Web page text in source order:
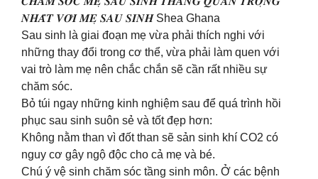
𝑵𝑯𝑨̂́𝑻 𝑽𝑶̛́𝑰 𝑴𝑬̣ 𝑺𝑨𝑼 𝑺𝑰𝑵𝑯 Shea Ghana
Sau sinh là giai đoạn mẹ vừa phải thích nghi với
những thay đổi trong cơ thể, vừa phải làm quen với
vai trò làm mẹ nên chắc chắn sẽ cần rất nhiều sự
chăm sóc.
Bỏ túi ngay những kinh nghiệm sau để quá trình hồi
phục sau sinh suôn sẻ và tốt đẹp hơn:
Không nằm than vì đốt than sẽ sản sinh khí CO2 có
nguy cơ gây ngộ độc cho cả mẹ và bé.
Chú ý vệ sinh chăm sóc tầng sinh môn. Ở các bệnh